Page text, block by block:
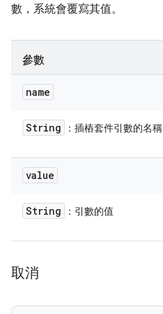
數，系統會覆寫其值。
參數
name
String ：插樁套件引數的名稱
value
String ：引數的值
取消